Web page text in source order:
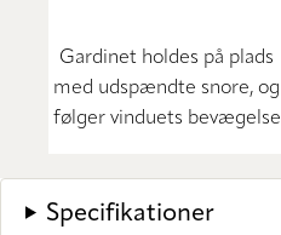
Gardinet holdes på plads
med udspændte snore, og
følger vinduets bevægelse
Specifikationer